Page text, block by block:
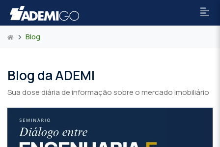
Blog
Blog da ADEMI
Sua dose diária de informação sobre o mercado imobiliário